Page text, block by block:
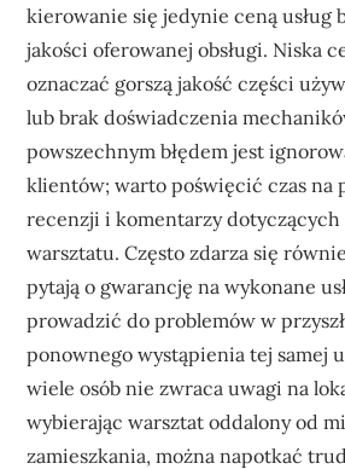
kierowanie się jedynie ceną usług
jakości oferowanej obsługi. Niska
oznaczać gorszą jakość części
lub brak doświadczenia
powszechnym błędem jest
klientów; warto poświęcić czas na
recenzji i komentarzy
warsztatu. Często zdarza się
pytają o gwarancję na wykonane
prowadzić do problemów w
ponownego wystąpienia tej samej
wiele osób nie zwraca uwagi na
wybierając warsztat oddalony od
zamieszkania, można napotkać